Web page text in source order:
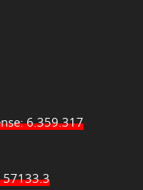
6.359.317
57133.3